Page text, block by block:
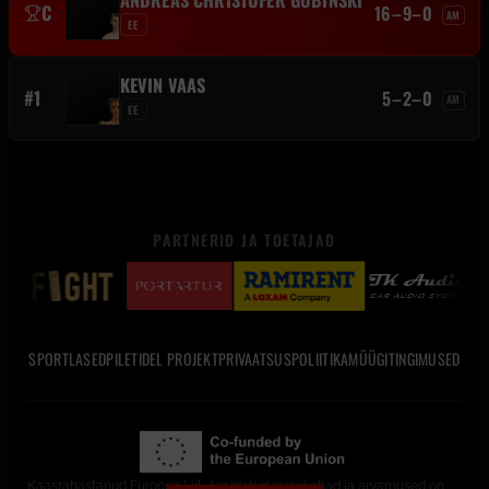
C EE 16–9–0 AM
#1 KEVIN VAAS
EE 5–2–0 AM
PARTNERID JA TOETAJAD
SPORTLASEDPILETIDEL PROJEKTPRIVAATSUSPOLIITIKAMÜÜGITINGIMUSED
Kaasrahastanud Euroopa Liit. Avaldatud seisukohad ja arvamused on